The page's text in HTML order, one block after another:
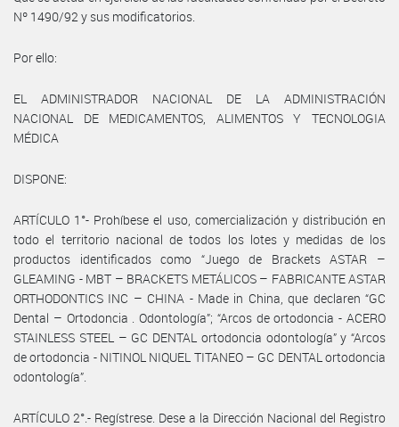
Nº 1490/92 y sus modificatorios.
Por ello:
EL ADMINISTRADOR NACIONAL DE LA ADMINISTRACIÓN
NACIONAL DE MEDICAMENTOS, ALIMENTOS Y TECNOLOGIA
MÉDICA
DISPONE:
ARTÍCULO 1°- Prohíbese el uso, comercialización y distribución en
todo el territorio nacional de todos los lotes y medidas de los
productos identificados como “Juego de Brackets ASTAR –
GLEAMING - MBT – BRACKETS METÁLICOS – FABRICANTE ASTAR
ORTHODONTICS INC – CHINA - Made in China, que declaren “GC
Dental – Ortodoncia . Odontología”; “Arcos de ortodoncia - ACERO
STAINLESS STEEL – GC DENTAL ortodoncia odontología” y “Arcos
de ortodoncia - NITINOL NIQUEL TITANEO – GC DENTAL ortodoncia
odontología”.
ARTÍCULO 2°.- Regístrese. Dese a la Dirección Nacional del Registro